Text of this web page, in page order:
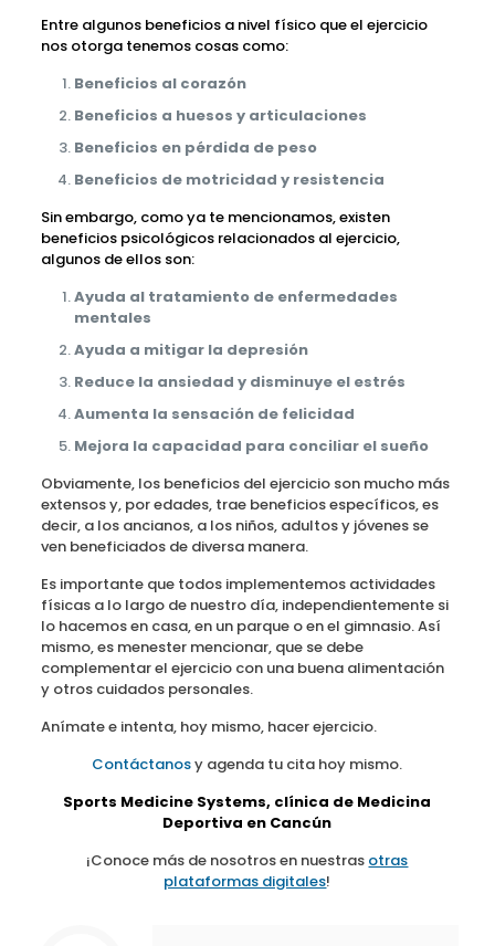
Entre algunos beneficios a nivel físico que el ejercicio
nos otorga tenemos cosas como:
Beneficios al corazón
Beneficios a huesos y articulaciones
Beneficios en pérdida de peso
Beneficios de motricidad y resistencia
Sin embargo, como ya te mencionamos, existen
beneficios psicológicos relacionados al ejercicio,
algunos de ellos son:
Ayuda al tratamiento de enfermedades
mentales
Ayuda a mitigar la depresión
Reduce la ansiedad y disminuye el estrés
Aumenta la sensación de felicidad
Mejora la capacidad para conciliar el sueño
Obviamente, los beneficios del ejercicio son mucho más
extensos y, por edades, trae beneficios específicos, es
decir, a los ancianos, a los niños, adultos y jóvenes se
ven beneficiados de diversa manera.
Es importante que todos implementemos actividades
físicas a lo largo de nuestro día, independientemente si
lo hacemos en casa, en un parque o en el gimnasio. Así
mismo, es menester mencionar, que se debe
complementar el ejercicio con una buena alimentación
y otros cuidados personales.
Anímate e intenta, hoy mismo, hacer ejercicio.
Contáctanosy agenda tu cita hoy mismo.
Sports Medicine Systems, clínica de Medicina
Deportiva en Cancún
¡Conoce más de nosotros en nuestras otras
plataformas digitales!